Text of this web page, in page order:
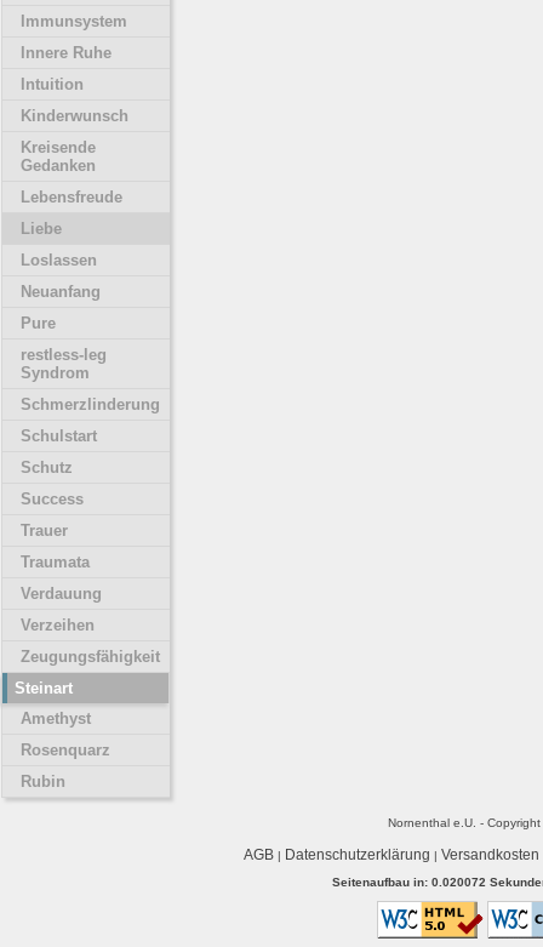
Immunsystem
Innere Ruhe
Intuition
Kinderwunsch
Kreisende
Gedanken
Lebensfreude
Liebe
Loslassen
Neuanfang
Pure
restless-leg
Syndrom
Schmerzlinderung
Schulstart
Schutz
Success
Trauer
Traumata
Verdauung
Verzeihen
Zeugungsfähigkeit
Steinart
Amethyst
Rosenquarz
Rubin
Nornenthal e.U. -
AGB| Datenschutzerklärung | Versandkosten
Seitenaufbau in: 0.020072